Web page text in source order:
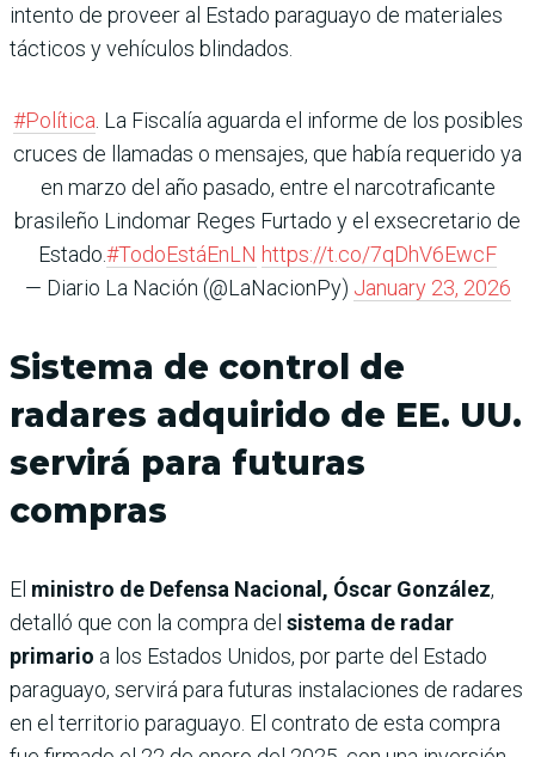
intento de proveer al Estado paraguayo de materiales
tácticos y vehículos blindados.
#Política . La Fiscalía aguarda el informe de los posibles
cruces de llamadas o mensajes, que había requerido ya
en marzo del año pasado, entre el narcotraficante
brasileño Lindomar Reges Furtado y el exsecretario de
Estado.#TodoEstáEnLN https://t.co/7qDhV6EwcF
— Diario La Nación (@LaNacionPy) January 23, 2026
Sistema de control de
radares adquirido de EE. UU.
servirá para futuras
compras
El ministro de Defensa Nacional, Óscar González,
detalló que con la compra del sistema de radar
primario a los Estados Unidos, por parte del Estado
paraguayo, servirá para futuras instalaciones de radares
en el territorio paraguayo. El contrato de esta compra